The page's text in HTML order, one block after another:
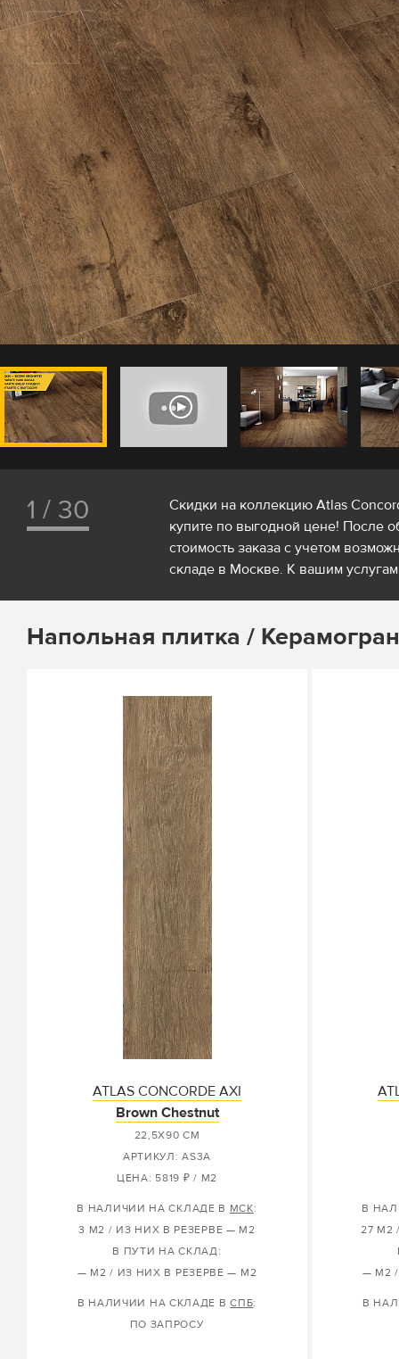
1 / 30
Скидки на коллекцию Atlas
купите по выгодной цене! После
стоимость заказа с учетом
складе в Москве. К вашим услугам
Напольная плитка /
ATLAS CONCORDE AXI
Brown Chestnut
22,5X90 СМ
АРТИКУЛ: AS3A
ЦЕНА: 5819 ₽ / М2
В НАЛИЧИИ НА СКЛАДЕ В МСК:
3 М2 / ИЗ НИХ В РЕЗЕРВЕ — М2
В ПУТИ НА СКЛАД:
— М2 / ИЗ НИХ В РЕЗЕРВЕ — М2
В НАЛИЧИИ НА СКЛАДЕ ВСПБ:
ПО ЗАПРОСУ
В
27 М2
— М2
В